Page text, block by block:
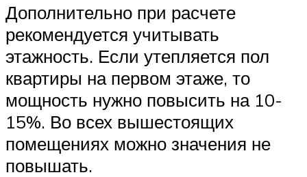
Дополнительно при расчете
рекомендуется учитывать
этажность. Если утепляется пол
квартиры на первом этаже, то
мощность нужно повысить на 10-
15%. Во всех вышестоящих
помещениях можно значения не
повышать.